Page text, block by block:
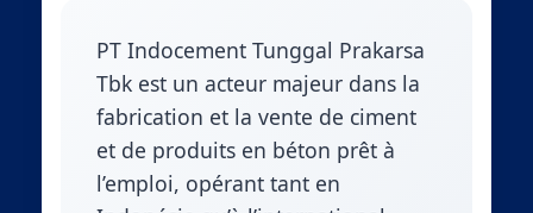
PT Indocement Tunggal Prakarsa
Tbk est un acteur majeur dans la
fabrication et la vente de ciment
et de produits en béton prêt à
l’emploi, opérant tant en